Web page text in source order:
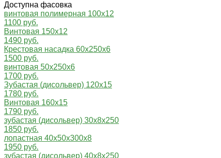
Доступна фасовка
винтовая полимерная 100х12
1100 руб.
Винтовая 150х12
1490 руб.
Крестовая насадка 60x250x6
1500 руб.
винтовая 50х250х6
1700 руб.
Зубастая (дисольвер) 120х15
1780 руб.
Винтовая 160х15
1790 руб.
зубастая (дисольвер) 30х8х250
1850 руб.
лопастная 40х50х300х8
1950 руб.
зубастая (дисольвер) 40х8х250